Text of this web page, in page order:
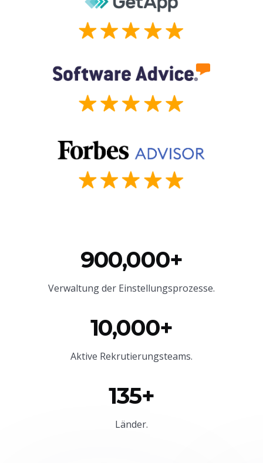
900,000+
Verwaltung der Einstellungsprozesse.
10,000+
Aktive Rekrutierungsteams.
135+
Länder.